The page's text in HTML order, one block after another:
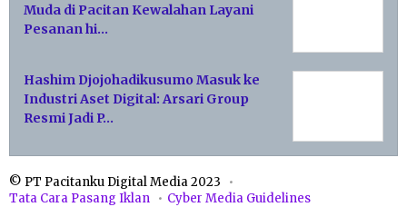
Muda di Pacitan Kewalahan Layani
Pesanan hi…
Hashim Djojohadikusumo Masuk ke
Industri Aset Digital: Arsari Group
Resmi Jadi P…
© PT Pacitanku Digital Media 2023
Tata Cara Pasang Iklan
Cyber Media Guidelines